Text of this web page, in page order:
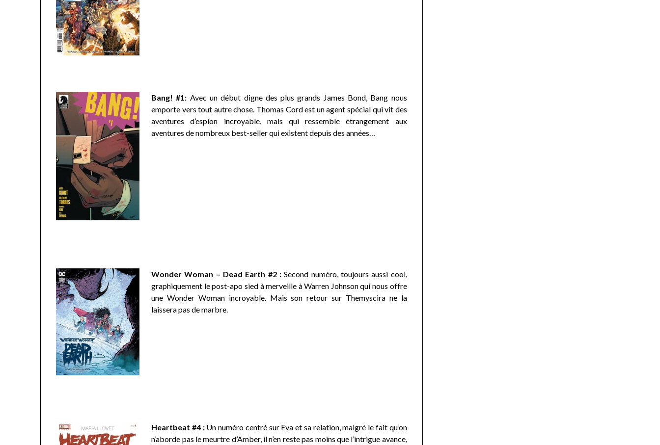
Bang! #1: Avec un début digne des plus grands James Bond, Bang nous
emporte vers tout autre chose. Thomas Cord est un agent spécial qui vit des
aventures d’espion incroyable, mais qui ressemble étrangement aux
aventures de nombreux best-seller qui existent depuis des années…
Wonder Woman – Dead Earth #2 :Second numéro, toujours aussi cool,
graphiquement le post-apo sied à merveille à Warren Johnson qui nous offre
une Wonder Woman incroyable. Mais son retour sur Themyscira ne la
laissera pas de marbre.
Heartbeat #4 : Un numéro centré sur Eva et sa relation, malgré le fait qu’on
n’aborde pas le meurtre d’Amber, il n’en reste pas moins que l’intrigue avance,